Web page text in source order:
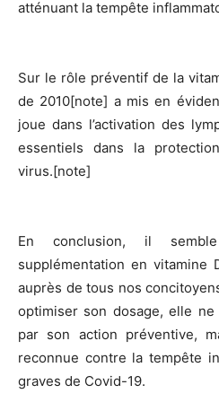
atténuant la tempête
Sur le rôle préventif de la
de 2010[note] a mis en
joue dans l’activation des
essentiels dans la
virus.[note]
En conclusion, il
supplémentation en vitamine
auprès de tous nos
optimiser son dosage, elle
par son action préventive,
reconnue contre la tempête
graves de Covid-19.